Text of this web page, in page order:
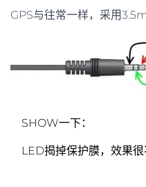
GPS与往常一样，采用
SHOW一下：
LED揭掉保护膜，效果很